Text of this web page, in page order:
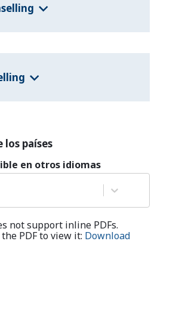
países
en otros idiomas
not support inline PDFs.
PDF to view it: Download